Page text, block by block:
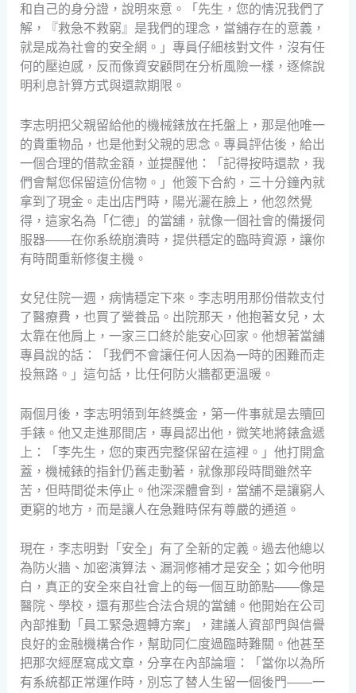
和自己的身分證，說明來意。「先生，您的情況我們了
解，『救急不救窮』是我們的理念，當舖存在的意義，
就是成為社會的安全網。」專員仔細核對文件，沒有任
何的壓迫感，反而像資安顧問在分析風險一樣，逐條說
明利息計算方式與還款期限。
李志明把父親留給他的機械錶放在托盤上，那是他唯一
的貴重物品，也是他對父親的思念。專員評估後，給出
一個合理的借款金額，並提醒他：「記得按時還款，我
們會幫您保留這份信物。」他簽下合約，三十分鐘內就
拿到了現金。走出店門時，陽光灑在臉上，他忽然覺
得，這家名為「仁德」的當舖，就像一個社會的備援伺
服器——在你系統崩潰時，提供穩定的臨時資源，讓你
有時間重新修復主機。
女兒住院一週，病情穩定下來。李志明用那份借款支付
了醫療費，也買了營養品。出院那天，他抱著女兒，太
太靠在他肩上，一家三口終於能安心回家。他想著當舖
專員說的話：「我們不會讓任何人因為一時的困難而走
投無路。」這句話，比任何防火牆都更溫暖。
兩個月後，李志明領到年終獎金，第一件事就是去贖回
手錶。他又走進那間店，專員認出他，微笑地將錶盒遞
上：「李先生，您的東西完整保留在這裡。」他打開盒
蓋，機械錶的指針仍舊走動著，就像那段時間雖然辛
苦，但時間從未停止。他深深體會到，當舖不是讓窮人
更窮的地方，而是讓人在急難時保有尊嚴的通道。
現在，李志明對「安全」有了全新的定義。過去他總以
為防火牆、加密演算法、漏洞修補才是安全；如今他明
白，真正的安全來自社會上的每一個互助節點——像是
醫院、學校，還有那些合法合規的當舖。他開始在公司
內部推動「員工緊急週轉方案」，建議人資部門與信譽
良好的金融機構合作，幫助同仁度過臨時難關。他甚至
把那次經歷寫成文章，分享在內部論壇：「當你以為所
有系統都正常運作時，別忘了替人生留一個後門——一